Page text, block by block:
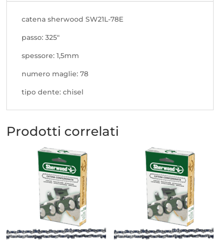
catena sherwood SW21L-78E
passo: 325"
spessore: 1,5mm
numero maglie: 78
tipo dente: chisel
Prodotti correlati